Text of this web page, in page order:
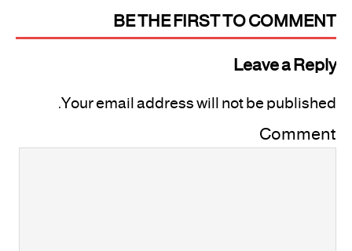
BE THE FIRST TO COMMENT
Leave a Reply
Your email address will not be published.
Comment